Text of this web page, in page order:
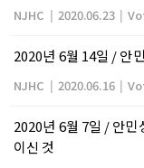
NJHC | 2020.06.23 |
2020년 6월 14일 / 안
NJHC | 2020.06.16 |
2020년 6월 7일 / 안민
이신 것